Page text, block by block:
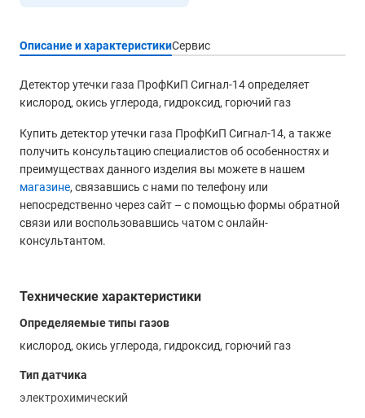
Описание и характеристикиСервис
Детектор утечки газа ПрофКиП Сигнал-14 определяет
кислород, окись углерода, гидроксид, горючий газ
Купить детектор утечки газа ПрофКиП Сигнал-14, а также
получить консультацию специалистов об особенностях и
преимуществах данного изделия вы можете в нашем
магазине, связавшись с нами по телефону или
непосредственно через сайт – с помощью формы обратной
связи или воспользовавшись чатом с онлайн-
консультантом.
Технические характеристики
Определяемые типы газов
кислород, окись углерода, гидроксид, горючий газ
Тип датчика
электрохимический